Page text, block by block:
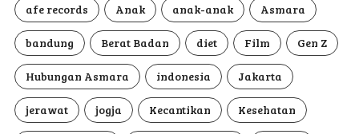
afe records Anak anak-anak Asmara
bandung Berat Badan diet Film Gen Z
Hubungan Asmara indonesia Jakarta
jerawat jogja Kecantikan Kesehatan